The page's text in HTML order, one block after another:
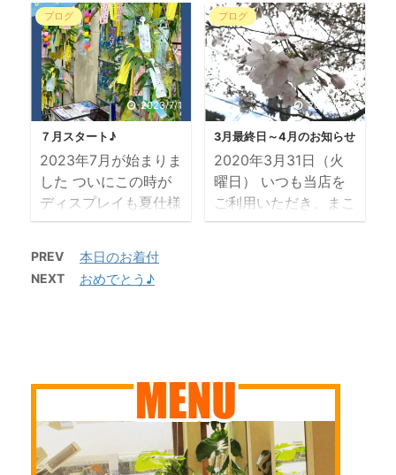
なみに去年の秋も 豹
柄 かなり ラクチン
なので もちろん今年
もまだ履きます さて
今年７月から レジ袋
が有料となり、 皆
様 エコバッグ、マイ
バッグをお使いでしょ
うが、 ...
房入れても開けっ放し
はムリだろうな マ
スクの中にしのばせる
プラスチックのインナ
ーカバー 口紅がマス
クに付かない（塗って
ないけど） ファンデ
ーションがマスクに付
かない（塗ってないけ
...
日のエヌカタ～ 伸ば
しかけのミディアムレ
イヤー かなりクセの
ある髪質ですが、いつ
もお上手にブローなさ
っています 長めの前
髪からチークの高さで
サイドに流れる動きを
作っています ハイラ
イトもイイ感じです
セット＆着付のお客様
お孫ちゃんのお宮参り
です おめでとうござ
います 数々の節目の
たび（月・火 ...
昨日、豆まきしまし
たか巻き寿司食べまし
たか 関西では当たり
前の恵方巻きですが、
最近では全国区に広が
ってますね 昨日もう
めだ阪急では行列の出
来ている名店のもあり
ました 月曜で休業日
だったので、 例年な
ら近所のスーパー巻き
かり確保でき、甘いも
のの誘惑に負けた自分
への救いとし 自分用
と ...
ブログ
2023/7/1
７月スタート♪
2023年7月が始まりま
した ついにこの時が
ディスプレイも夏仕様
にチェンジ まずは
お知らせです 7月は毎
週月曜日と 11日 18日
季休暇といたします。
ご不便をおかけします
が何卒よろしくお願い
いたします さてか
ブログ
2020/3/31
3月最終日～4月のお知らせ
2020年3月31日（火
曜日） いつも当店を
ご利用いただき、まこ
とにありがとうござい
が咲いています まだ
５分咲きぐらいかな
昨日も花見に行かなか
ったので、公園の桜を
PREV 本日のお着付
NEXT おめでとう♪